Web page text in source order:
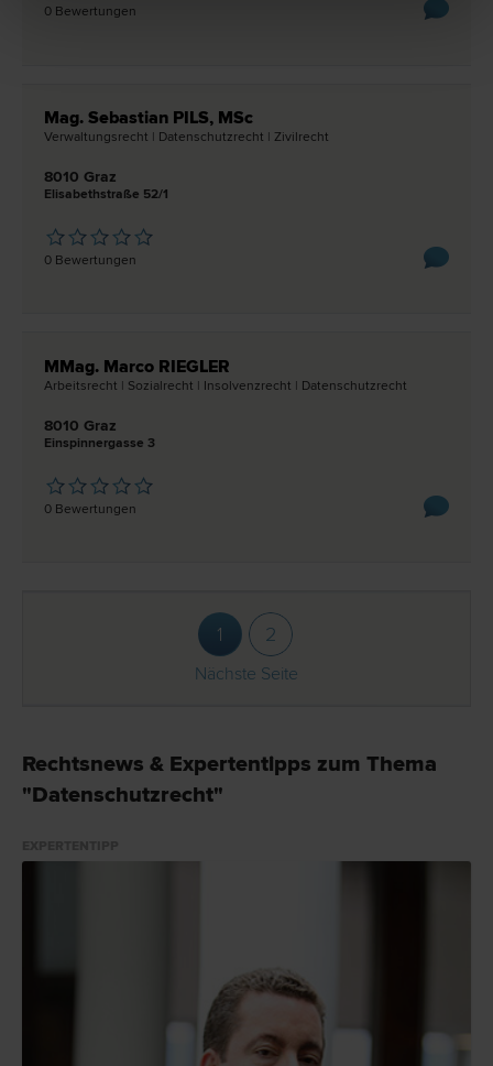
0 Bewertungen
Mag. Sebastian PILS, MSc
Verwaltungs­recht | Datenschutz­recht | Zivil­recht
8010 Graz
Elisabethstraße 52/1
0 Bewertungen
MMag. Marco RIEGLER
Arbeits­recht | Sozial­recht | Insolvenz­recht | Datenschutz­recht
8010 Graz
Einspinnergasse 3
0 Bewertungen
1 2
Nächste Seite
Rechtsnews & Expertentipps zum Thema
"Datenschutzrecht"